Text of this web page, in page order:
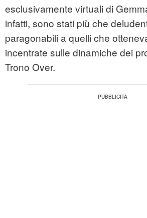
esclusivamente virtuali di
infatti, sono stati più che
paragonabili a quelli che
incentrate sulle dinamiche dei
Trono Over.